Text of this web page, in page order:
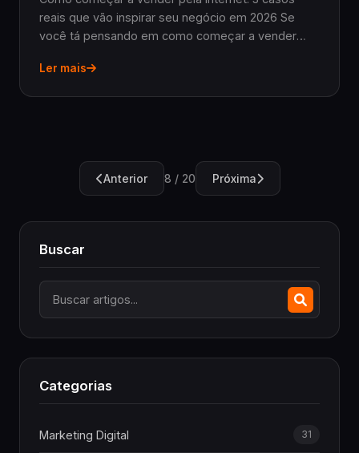
reais que vão inspirar seu negócio em 2026 Se
você tá pensando em como começar a vender
nada como exemplos reais para mostrar o
Ler mais
Anterior 8 / 20 Próxima
Buscar
Categorias
Marketing Digital 31